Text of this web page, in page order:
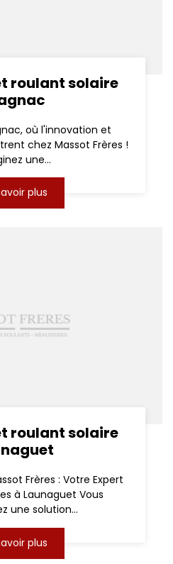
roulant solaire
où l'innovation et
chez Massot Frères !
une...
plus
roulant solaire
Frères : Votre Expert
à Launaguet Vous
une solution...
plus